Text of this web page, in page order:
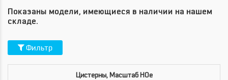
Показаны модели, имеющиеся в наличии на нашем
складе.
Фильтр
Цистерны, Масштаб HOe